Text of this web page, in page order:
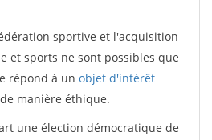
sportive et l'acquisition
et sports ne sont possibles que
répond à un objet d'intérêt
manière éthique.
une élection démocratique de